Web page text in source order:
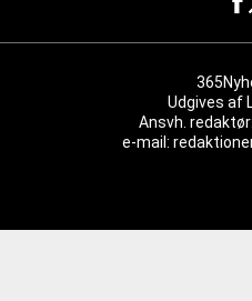
Udgives af
Ansvh.
e-mail: